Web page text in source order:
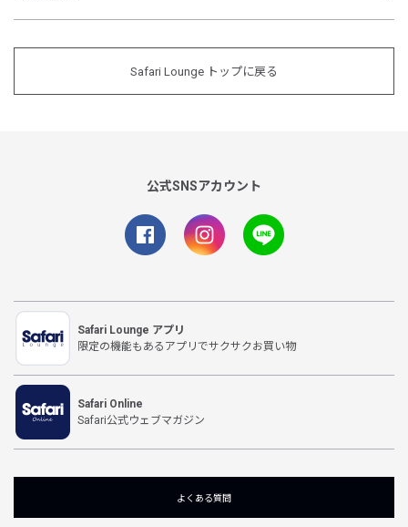
Safari Lounge トップに戻る
公式SNSアカウント
Safari Lounge アプリ
限定の機能もあるアプリでサクサクお買い物
Safari Online
Safari公式ウェブマガジン
よくある質問